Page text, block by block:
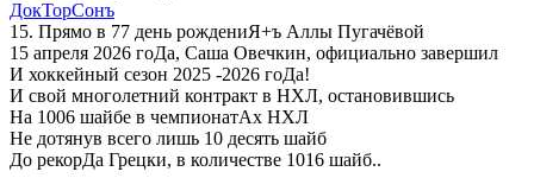
Док­ТорСонъ
15. Прямо в 77 день рождениЯ+ъ Аллы Пугачёвой
15 апреля 2026 гоДа, Саша Овечкин, официально завершил
И хоккейный сезон 2025 -2026 гоДа!
И свой многолетний контракт в НХЛ, остановившись
На 1006 шайбе в чемпионатАх НХЛ
Не дотянув всего лишь 10 десять шайб
До рекорДа Грецки, в количестве 1016 шайб..